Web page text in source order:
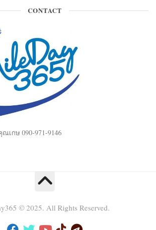
CONTACT
กษ 090-971-9146
© 2025. All Rights Reserved.